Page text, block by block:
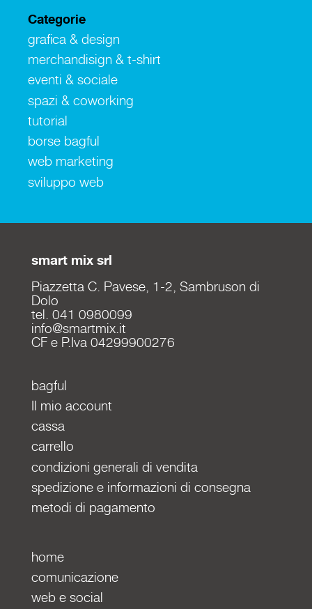
Categorie
grafica & design
merchandisign & t-shirt
eventi & sociale
spazi & coworking
tutorial
borse bagful
web marketing
sviluppo web
smart mix srl
Piazzetta C. Pavese, 1-2, Sambruson di
Dolo
tel. 041 0980099
info@smartmix.it
CF e P.Iva 04299900276
bagful
Il mio account
cassa
carrello
condizioni generali di vendita
spedizione e informazioni di consegna
metodi di pagamento
home
comunicazione
web e social